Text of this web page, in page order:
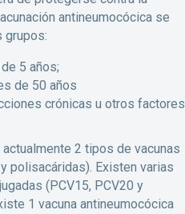
antineumocócica se
grupos:
5 años;
de 50 años
crónicas u otros factores
2 tipos de vacunas
polisacáridas). Existen varias
(PCV15, PCV20 y
1 vacuna antineumocócica